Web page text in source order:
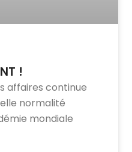
!
affaires continue
normalité
mondiale